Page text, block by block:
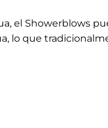
el Showerblows
lo que